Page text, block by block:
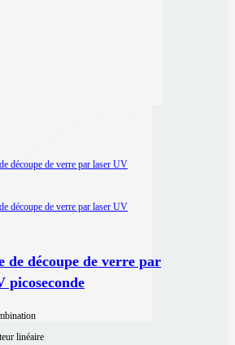
de découpe de verre par
picoseconde
linéaire